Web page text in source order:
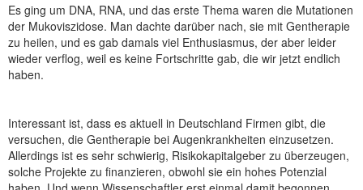
Es ging um DNA, RNA, und das erste Thema waren die Mutationen
der Mukoviszidose. Man dachte darüber nach, sie mit Gentherapie
zu heilen, und es gab damals viel Enthusiasmus, der aber leider
wieder verflog, weil es keine Fortschritte gab, die wir jetzt endlich
haben.
Interessant ist, dass es aktuell in Deutschland Firmen gibt, die
versuchen, die Gentherapie bei Augenkrankheiten einzusetzen.
Allerdings ist es sehr schwierig, Risikokapitalgeber zu überzeugen,
solche Projekte zu finanzieren, obwohl sie ein hohes Potenzial